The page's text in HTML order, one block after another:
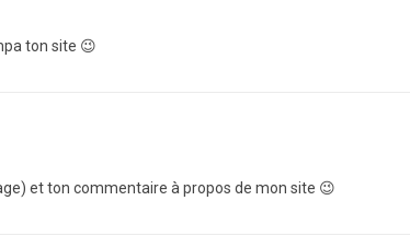
ton site 😉
et ton commentaire à propos de mon site 😉